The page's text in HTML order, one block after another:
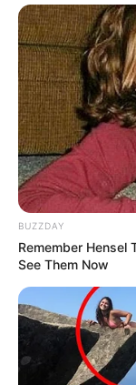
ΙΣΤΟΡΙΑ
ΠΛΑΤΕΙΑ
ΠΑΡΙΣΙ!
ΚΑΙ
ΣΤΡΑΝΣΒΟΥΡΓΟ
ΠΑΡΙΣΙ…….
Σουλιωτών να
ΔΙΕΘΝΗ
ΟΙ ΜΕΓΑΛΕΣ
ΤΕΛΙΚΑ ΝΑ
ΟΙ ΜΕΓΑΛΕΣ
θρησκεία. Στις 8
BUZZDAY
Remember Hensel
See Them Now